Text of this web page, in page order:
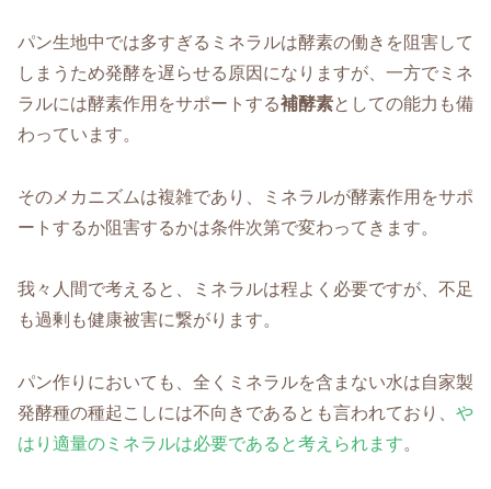
パン生地中では多すぎるミネラルは酵素の働きを阻害して
しまうため発酵を遅らせる原因になりますが、一方でミネ
ラルには酵素作用をサポートする補酵素としての能力も備
わっています。
そのメカニズムは複雑であり、ミネラルが酵素作用をサポ
ートするか阻害するかは条件次第で変わってきます。
我々人間で考えると、ミネラルは程よく必要ですが、不足
も過剰も健康被害に繋がります。
パン作りにおいても、全くミネラルを含まない水は自家製
発酵種の種起こしには不向きであるとも言われており、 や
はり適量のミネラルは必要であると考えられます。